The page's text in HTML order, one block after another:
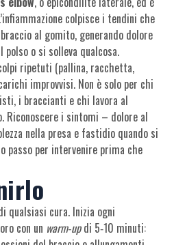
colpisce i tendini che
al gomito, generando dolore
o si solleva qualcosa.
ripetuti (pallina, racchetta,
improvvisi. Non è solo per chi
i braccianti e chi lavora al
Riconoscere i sintomi – dolore al
nella presa e fastidio quando si
passo per intervenire prima che
qualsiasi cura. Inizia ogni
con un warm‑updi 5‑10 minuti: